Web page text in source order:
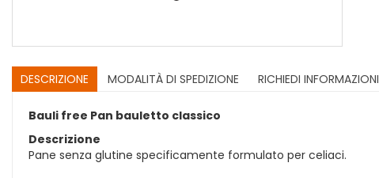
DESCRIZIONE MODALITÀ DI SPEDIZIONE RICHIEDI INFORMAZIONI
Bauli free Pan bauletto classico
Descrizione
Pane senza glutine specificamente formulato per celiaci.